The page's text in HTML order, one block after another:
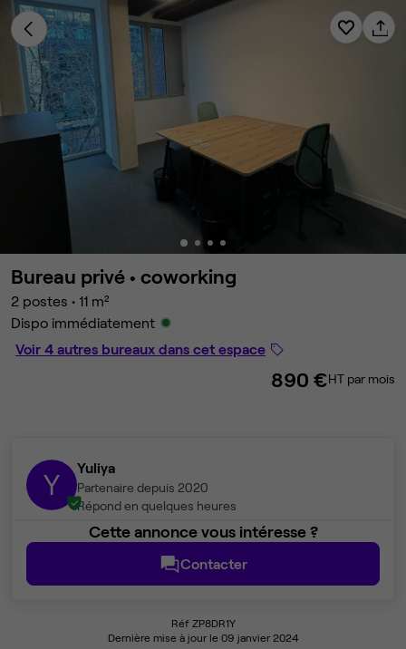
Bureau privé • coworking
2 postes • 11 m²
Dispo immédiatement
Voir 4 autres bureaux dans cet espace
890 €HT par mois
Y Yuliya
Partenaire depuis 2020
Répond en quelques heures
Cette annonce vous intéresse ?
Contacter
Réf ZP8DR1Y
Dernière mise à jour le 09 janvier 2024